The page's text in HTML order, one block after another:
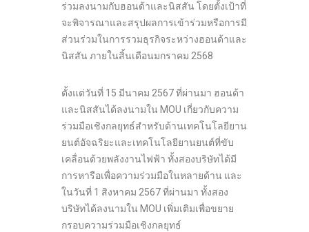
ร่วมลงนามกับฮอนด้าและนิสสัน โดยตั้งเป้าที่
จะพิจารณาและสรุปผลการเข้าร่วมหรือการมี
ส่วนร่วมในการรวมธุรกิจระหว่างฮอนด้าและ
นิสสัน ภายในสิ้นเดือนมกราคม 2568
ตั้งแต่วันที่ 15 มีนาคม 2567 ที่ผ่านมา ฮอนด้า
และนิสสันได้ลงนามใน MOU เกี่ยวกับความ
ร่วมมือเชิงกลยุทธ์สำหรับด้านเทคโนโลยียาน
ยนต์อัจฉริยะและเทคโนโลยียานยนต์ที่ขับ
เคลื่อนด้วยพลังงานไฟฟ้า ทั้งสองบริษัทได้มี
การหารือเพื่อความร่วมมือในหลายด้าน และ
ในวันที่ 1 สิงหาคม 2567 ที่ผ่านมา ทั้งสอง
บริษัทได้ลงนามใน MOU เพิ่มเติมเพื่อขยาย
กรอบความร่วมมือเชิงกลยุทธ์